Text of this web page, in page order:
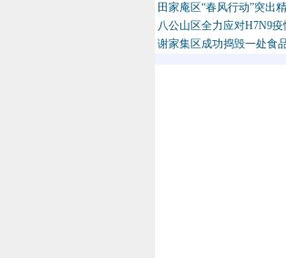
田家庵区“春风行动”突出
八公山区全力应对H7N9
谢家集区成功捣毁一处食